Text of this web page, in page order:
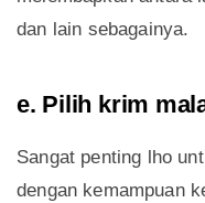
dan lain sebagainya.
e. Pilih krim
Sangat penting lho
dengan kemampuan